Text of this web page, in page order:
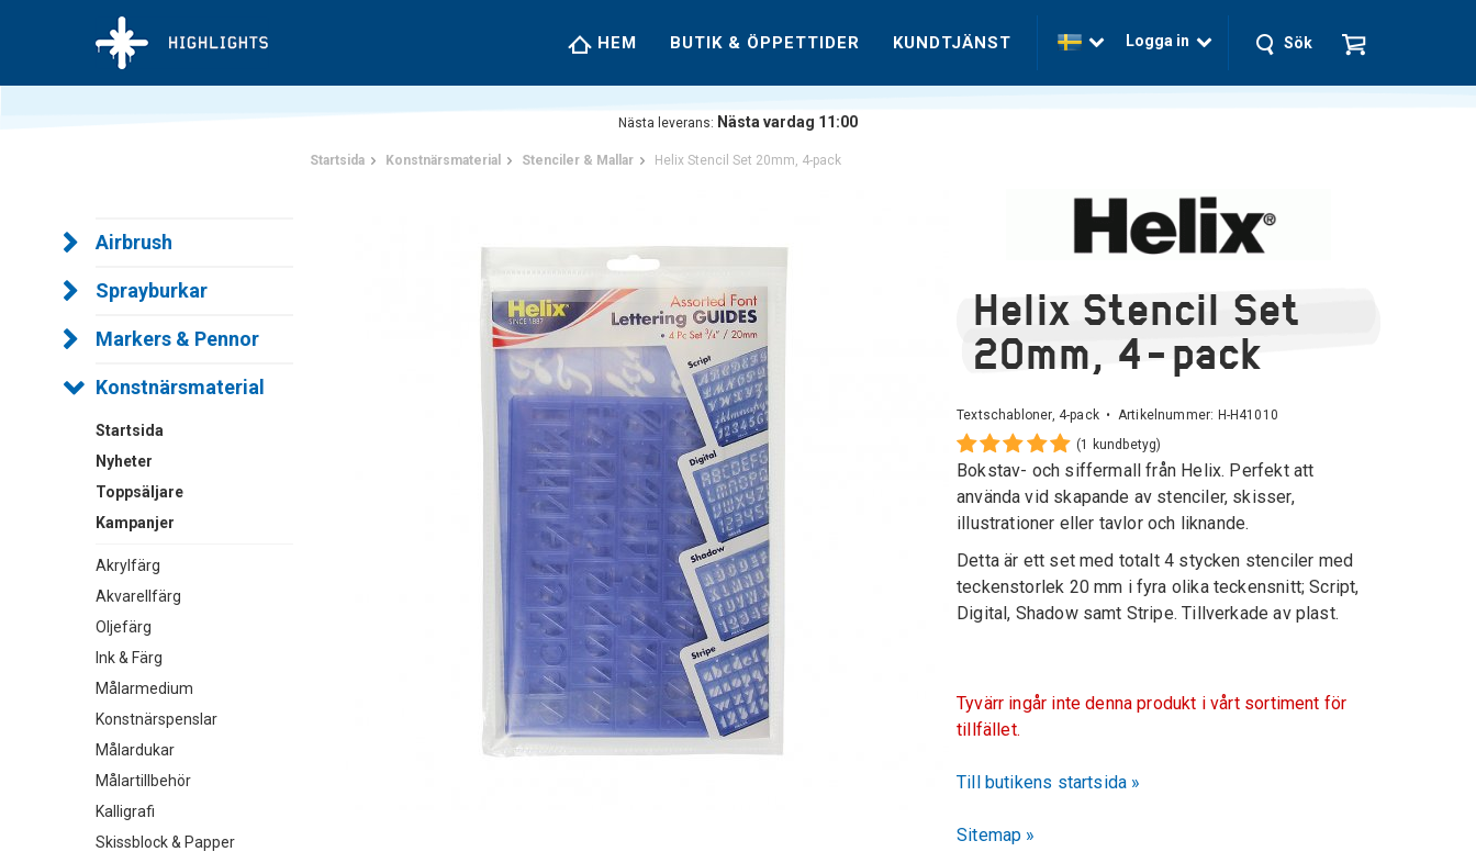
HEM BUTIK & ÖPPETTIDER KUNDTJÄNST Logga in Sök
Nästa leverans: Nästa vardag 11:00
Airbrush
Sprayburkar
Markers & Pennor
Konstnärsmaterial
Startsida
Nyheter
Toppsäljare
Kampanjer
Akrylfärg
Akvarellfärg
Oljefärg
Ink & Färg
Målarmedium
Konstnärspenslar
Målardukar
Målartillbehör
Kalligrafi
Skissblock & Papper
Startsida Konstnärsmaterial Stenciler & Mallar Helix Stencil Set 20mm, 4-pack
Helix Stencil Set
20mm, 4-pack
Textschabloner, 4-pack • Artikelnummer: H-H41010
(1 kundbetyg)
Bokstav- och siffermall från Helix. Perfekt att
använda vid skapande av stenciler, skisser,
illustrationer eller tavlor och liknande.
Detta är ett set med totalt 4 stycken stenciler med
teckenstorlek 20 mm i fyra olika teckensnitt; Script,
Digital, Shadow samt Stripe. Tillverkade av plast.
Tyvärr ingår inte denna produkt i vårt sortiment för
tillfället.
Till butikens startsida »
Sitemap »